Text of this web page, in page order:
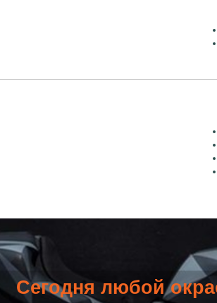
Сегодня любой